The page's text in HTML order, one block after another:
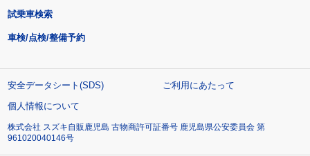
試乗車検索
車検/点検/整備予約
安全データシート(SDS)
ご利用にあたって
個人情報について
株式会社 スズキ自販鹿児島 古物商許可証番号 鹿児島県公安委員会 第
961020040146号